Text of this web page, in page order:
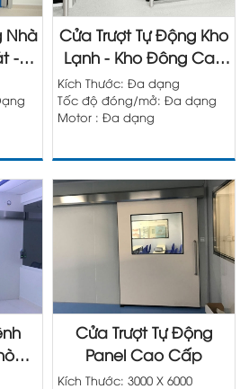
Nhà
-
Cửa Trượt Tự Động Kho
Lạnh - Kho Đông Cao
Cấp
Kích Thước: Đa dạng
Tốc độ đóng/mở: Đa dạng
Motor : Đa dạng
Cửa Trượt Tự Động
Panel Cao Cấp
Kích Thước: 3000 X 6000